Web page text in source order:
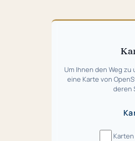
Karte
Um Ihnen den Weg
eine Karte von
deren